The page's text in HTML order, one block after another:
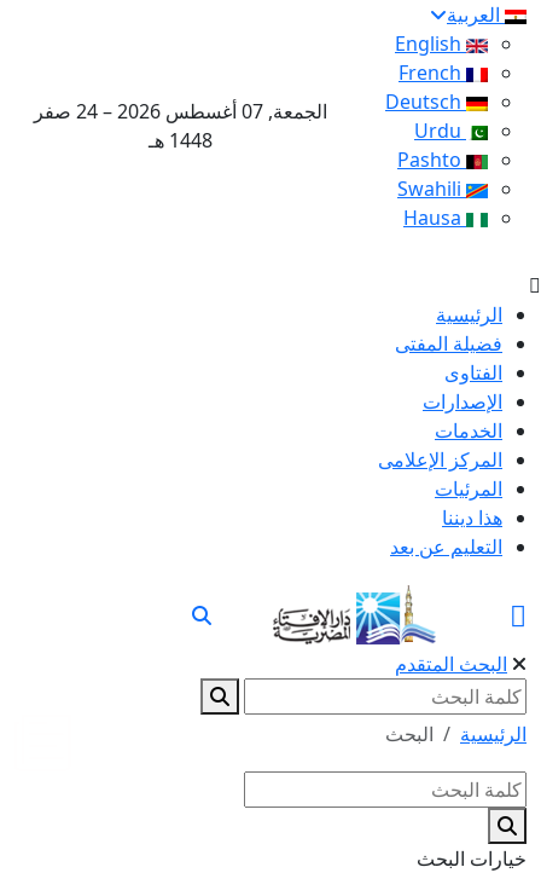
العربية
الجمعة, 07 أغسطس 2026 – 24 صفر
1448 هـ
الرئيسية
فضيلة المفتى
الفتاوى
الإصدارات
الخدمات
المركز الإعلامى
المرئيات
هذا ديننا
التعليم عن بعد
البحث المتقدم
الرئيسية البحث
خيارات البحث